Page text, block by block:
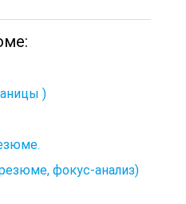
)
фокус-анализ)